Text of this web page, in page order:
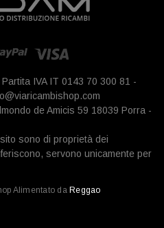
IVA IT 0143 70 300 81 -
de Amicis 59 18039 Porra -
sono di proprietà dei
servono unicamente per
Alimentato da Reggao